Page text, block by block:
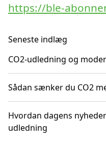
https://ble-
Seneste indlæg
CO2-udledning og
Sådan sænker du CO2
Hvordan dagens
udledning